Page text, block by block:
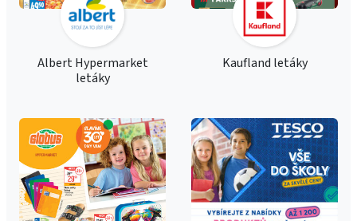
Albert Hypermarket
letáky
Kaufland letáky